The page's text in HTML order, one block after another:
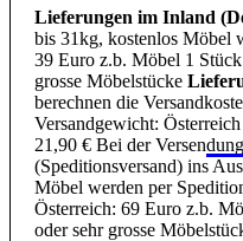
Lieferungen im Inland
bis 31kg, kostenlos Möbel
39 Euro z.b. Möbel 1
grosse Möbelstücke
berechnen die
Versandgewicht:
21,90 € Bei der
(Speditionsversand) ins
Möbel werden per
Österreich: 69 Euro z.b.
oder sehr grosse